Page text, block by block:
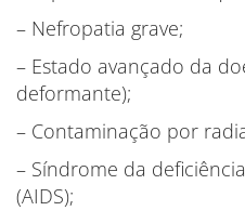
– Nefropatia grave;
– Estado avançado da
deformante);
– Contaminação por
– Síndrome da
(AIDS);